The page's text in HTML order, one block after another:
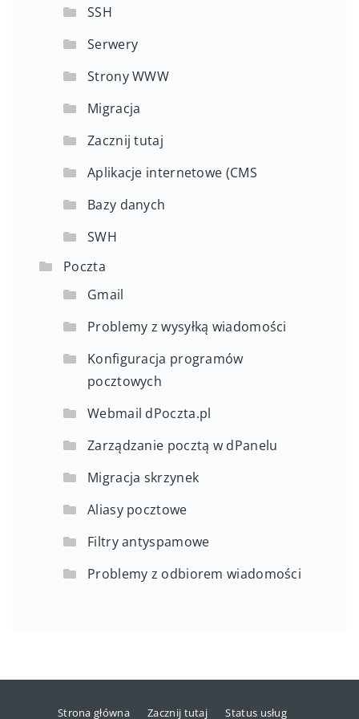
SSH
Serwery
Strony WWW
Migracja
Zacznij tutaj
Aplikacje internetowe (CMS
Bazy danych
SWH
Poczta
Gmail
Problemy z wysyłką wiadomości
Konfiguracja programów
pocztowych
Webmail dPoczta.pl
Zarządzanie pocztą w dPanelu
Migracja skrzynek
Aliasy pocztowe
Filtry antyspamowe
Problemy z odbiorem wiadomości
Strona główna Zacznij tutaj Status usług